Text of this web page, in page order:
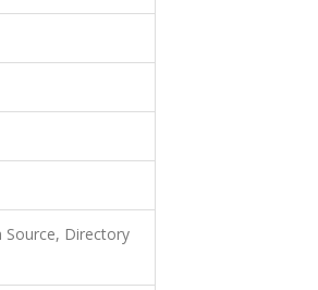
Source, Directory